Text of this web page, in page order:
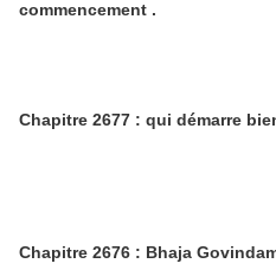
commencement .
Chapitre 2677 : qui démarre
Chapitre 2676 : Bhaja